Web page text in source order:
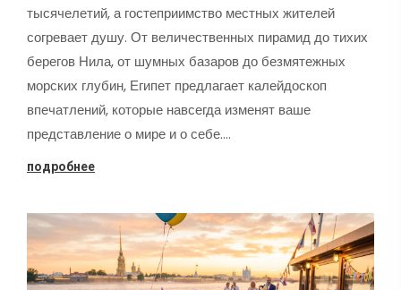
тысячелетий, а гостеприимство местных жителей
согревает душу. От величественных пирамид до тихих
берегов Нила, от шумных базаров до безмятежных
морских глубин, Египет предлагает калейдоскоп
впечатлений, которые навсегда изменят ваше
представление о мире и о себе.…
подробнее